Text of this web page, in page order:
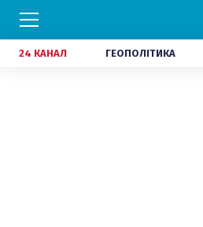
24 КАНАЛ ГЕОПОЛІТИКА